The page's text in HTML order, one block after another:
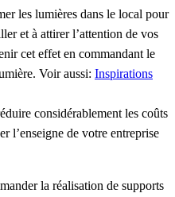
les lumières dans le local pour
et à attirer l’attention de vos
cet effet en commandant le
Voir aussi: Inspirations
considérablement les coûts
l’enseigne de votre entreprise
la réalisation de supports